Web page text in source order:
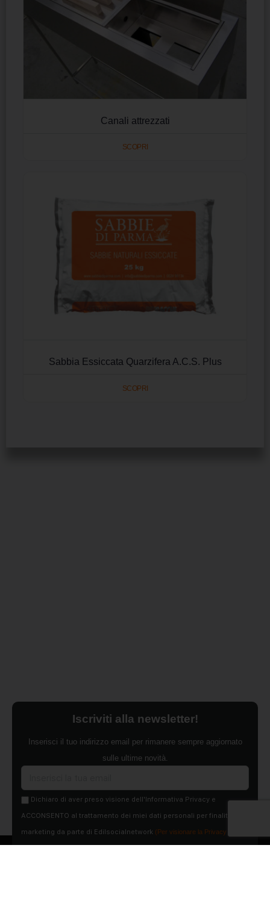
Canali attrezzati
SCOPRI
Sabbia Essiccata Quarzifera A.C.S. Plus
SCOPRI
Iscriviti alla newsletter!
Inserisci il tuo indirizzo email per rimanere sempre aggiornato
sulle ultime novità.
Dichiaro di aver preso visione dell'Informativa Privacy e
ACCONSENTO al trattamento dei miei dati personali per finalità di
marketing da parte di Edilsocialnetwork (Per visionare la Privacy Policy